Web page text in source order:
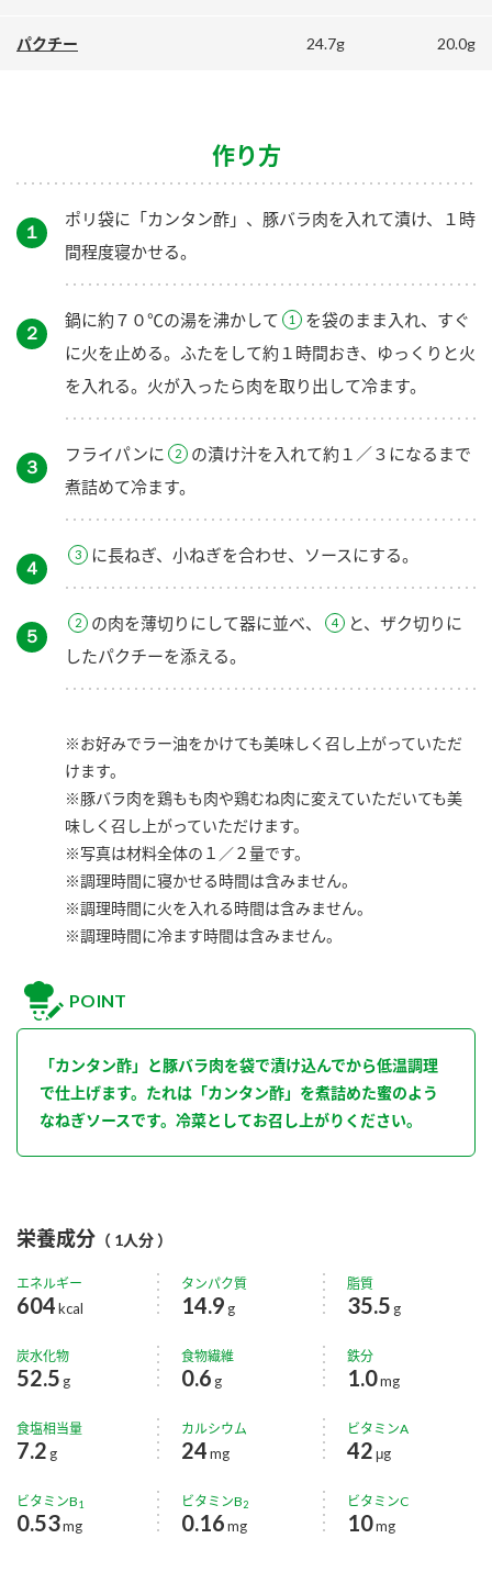
ぽん酢サワー
キッザニア東京「ぽん酢工房」
地図から取り扱い店舗を探す
検索
業務用サイト ミツカングループについて 製造所固有記号一覧
パクチー 24.7g 20.0g
作り方
１
ポリ袋に「カンタン酢」、豚バラ肉を入れて漬け、１時
間程度寝かせる。
２
鍋に約７０℃の湯を沸かして
を袋のまま入れ、すぐ
に火を止める。ふたをして約１時間おき、ゆっくりと火
を入れる。火が入ったら肉を取り出して冷ます。
３
フライパンに
の漬け汁を入れて約１／３になるまで
煮詰めて冷ます。
４
に長ねぎ、小ねぎを合わせ、ソースにする。
５
の肉を薄切りにして器に並べ、
と、ザク切りに
したパクチーを添える。
※お好みでラー油をかけても美味しく召し上がっていただ
けます。
※豚バラ肉を鶏もも肉や鶏むね肉に変えていただいても美
味しく召し上がっていただけます。
※写真は材料全体の１／２量です。
※調理時間に寝かせる時間は含みません。
※調理時間に火を入れる時間は含みません。
※調理時間に冷ます時間は含みません。
POINT
「カンタン酢」と豚バラ肉を袋で漬け込んでから低温調理
で仕上げます。たれは「カンタン酢」を煮詰めた蜜のよう
なねぎソースです。冷菜としてお召し上がりください。
栄養成分 （ 1人分 ）
エネルギー
604kcal
タンパク質
14.9 g
脂質
35.5 g
炭水化物
52.5 g
食物繊維
0.6 g
鉄分
1.0mg
食塩相当量
7.2 g
カルシウム
24 mg
ビタミンA
42μg
ビタミンB1
0.53mg
ビタミンB2
0.16 mg
ビタミンC
10mg